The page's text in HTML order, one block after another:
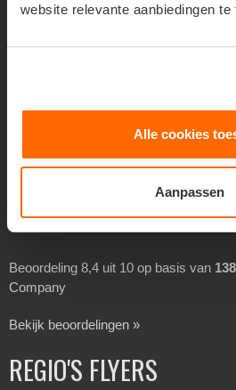
website relevante aanbiedingen te
Alle cookies
Aanpassen
Goedkoop folders verspreiden
Goedkoop flyers verspreiden
Overheidsverspreiding
BEOORDELINGEN
Beoordeling 8,4 uit 10 op basis van 138
Company
Bekijk beoordelingen »
REGIO'S FLYERS